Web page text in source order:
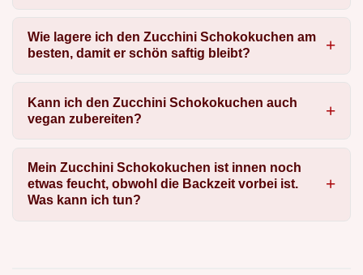
Wie lagere ich den Zucchini Schokokuchen am
besten, damit er schön saftig bleibt?
Kann ich den Zucchini Schokokuchen auch
vegan zubereiten?
Mein Zucchini Schokokuchen ist innen noch
etwas feucht, obwohl die Backzeit vorbei ist.
Was kann ich tun?